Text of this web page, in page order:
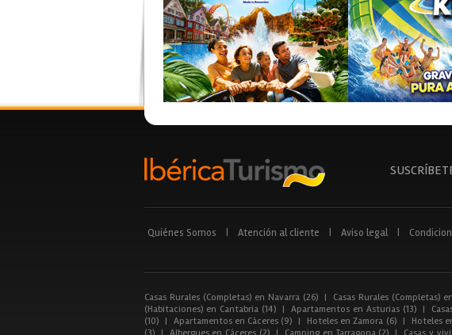
Quiénes Somos Atención al cliente Aviso legal
Casas Rurales (Completas) en Navarra (26) | Casas Rurales (Completas)
(Habitaciones) en Cantabria (14)
| Apartamentos en Asturias (13) |
(10)
| Apartamentos en Cáceres (9) | Hoteles en Zamora (6) | Hoteles